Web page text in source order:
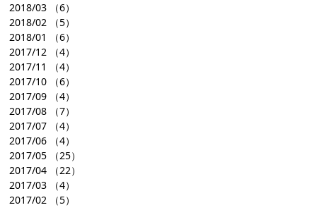
2018/03 （6）
2018/02 （5）
2018/01
（6）
2017/12 （4）
2017/11
（4）
2017/10 （6）
2017/09 （4）
2017/08 （7）
2017/07 （4）
2017/06 （4）
2017/05 （25）
2017/04 （22）
2017/03 （4）
2017/02 （5）